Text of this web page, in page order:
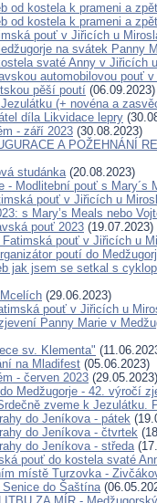
od kostela k prameni a
od kostela k prameni a
pouť v Jiřicích u
na svátek Panny
svaté Anny v Jiřicích
automobilovou pouť v
pěší poutí (06.09.2023)
(+ novéna a
díla Likvidace lepry
- září 2023 (30.08.2023)
A POŽEHNÁNÍ
studánka(20.08.2023)
- Modlitební pouť s Mary´s
pouť v Jiřicích u
s Mary’s Meals nebo
pouť 2023 (19.07.2023)
Fatimská pouť v Jiřicích u
poutí do
jak jsem se setkal s
(29.06.2023)
pouť v Jiřicích u
Panny Marie v
sv. Klementa"
na Mladifest (05.06.2023)
- červen 2023 (29.05.2023)
Medžugorje - 42. výročí
zveme k Jezulátku.
do Jeníkova - pátek
do Jeníkova - čtvrtek
do Jeníkova - středa
pouť do kostela svaté
místě Turzovka -
do Šaštína